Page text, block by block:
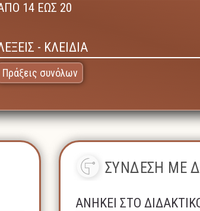
14 ΕΩΣ 20
- ΚΛΕΙΔΙΑ
Πράξεις συνόλων
ΣΥΝΔΕΣΗ ΜΕ
ΑΝΗΚΕΙ ΣΤΟ